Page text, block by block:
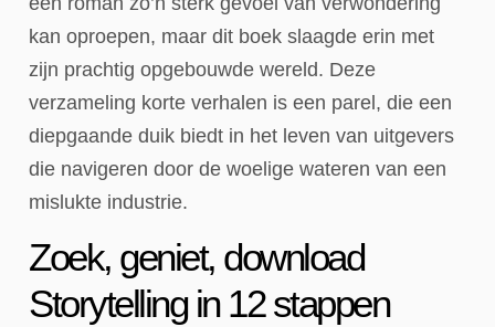
kan oproepen, maar dit boek slaagde erin met
zijn prachtig opgebouwde wereld. Deze
verzameling korte verhalen is een parel, die een
diepgaande duik biedt in het leven van uitgevers
die navigeren door de woelige wateren van een
mislukte industrie.
Zoek, geniet, download
Storytelling in 12 stappen